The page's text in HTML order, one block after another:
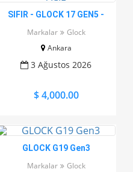
SIFIR - GLOCK 17 GEN5 -
Markalar
Glock
Ankara
3 Ağustos 2026
$ 4,000.00
GLOCK G19 Gen3
Markalar Glock